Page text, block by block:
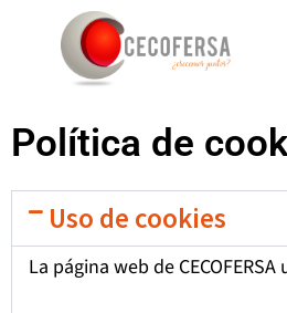
contenido
Política de
Uso de cookies
La página web de